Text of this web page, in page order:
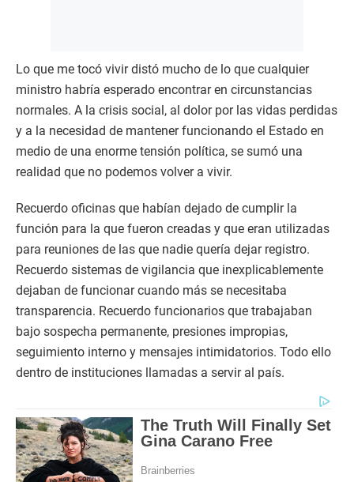
Lo que me tocó vivir distó mucho de lo que cualquier
ministro habría esperado encontrar en circunstancias
normales. A la crisis social, al dolor por las vidas perdidas
y a la necesidad de mantener funcionando el Estado en
medio de una enorme tensión política, se sumó una
realidad que no podemos volver a vivir.
Recuerdo oficinas que habían dejado de cumplir la
función para la que fueron creadas y que eran utilizadas
para reuniones de las que nadie quería dejar registro.
Recuerdo sistemas de vigilancia que inexplicablemente
dejaban de funcionar cuando más se necesitaba
transparencia. Recuerdo funcionarios que trabajaban
bajo sospecha permanente, presiones impropias,
seguimiento interno y mensajes intimidatorios. Todo ello
dentro de instituciones llamadas a servir al país.